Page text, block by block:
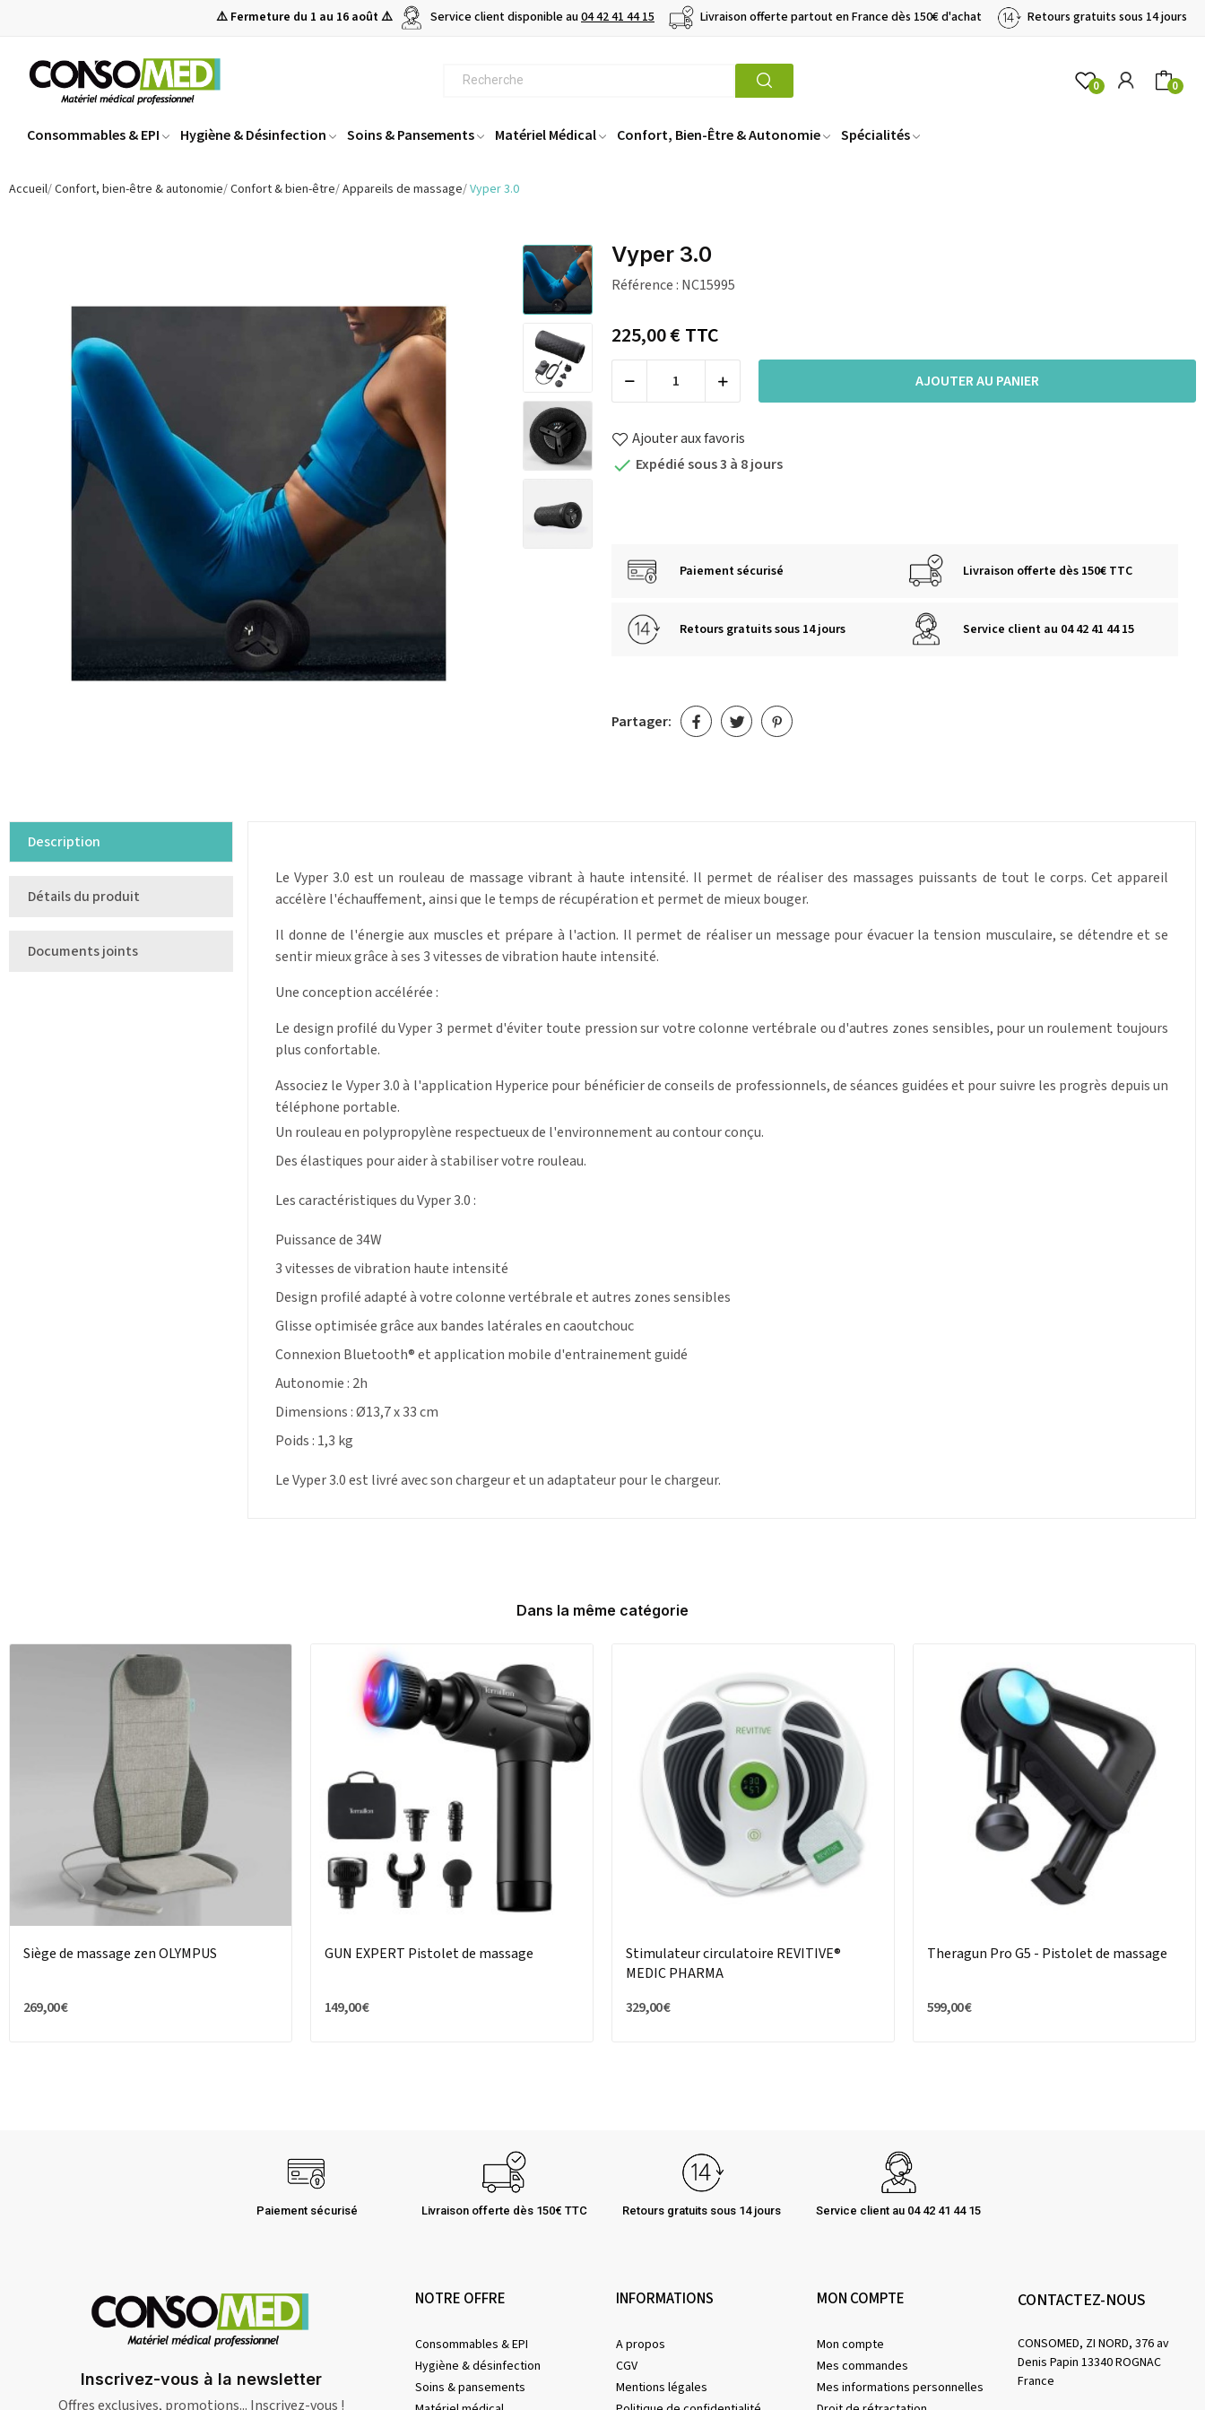
⚠️ Fermeture du 1 au 16 août ⚠️ Service client disponible au04 42 41 44 15 Livraison offerte partout en France dès 150€ d'achat Retours gratuits sous 14 jours
0 0
Consommables & EPI Hygiène & Désinfection Soins & Pansements Matériel Médical Confort, Bien-Être & Autonomie Spécialités
Accueil Confort, bien-être & autonomie Confort & bien-être Appareils de massage Vyper 3.0
Vyper 3.0
Référence : NC15995
225,00 €TTC
AJOUTER AU PANIER
Ajouter aux favoris
 Expédié sous 3 à 8 jours
Paiement sécurisé Livraison offerte dès 150€ TTC
Retours gratuits sous 14 jours Service client au 04 42 41 44 15
Partager:
Description
Détails du produit
Documents joints
Le Vyper 3.0 est un rouleau de massage vibrant à haute intensité. Il permet de réaliser des massages puissants de tout le corps. Cet appareil
accélère l'échauffement, ainsi que le temps de récupération et permet de mieux bouger.
Il donne de l'énergie aux muscles et prépare à l'action. Il permet de réaliser un message pour évacuer la tension musculaire, se détendre et se
sentir mieux grâce à ses 3 vitesses de vibration haute intensité.
Une conception accélérée :
Le design profilé du Vyper 3 permet d'éviter toute pression sur votre colonne vertébrale ou d'autres zones sensibles, pour un roulement toujours
plus confortable.
Associez le Vyper 3.0 à l'application Hyperice pour bénéficier de conseils de professionnels, de séances guidées et pour suivre les progrès depuis un
téléphone portable.
Un rouleau en polypropylène respectueux de l'environnement au contour conçu.
Des élastiques pour aider à stabiliser votre rouleau.
Les caractéristiques du Vyper 3.0 :
Puissance de 34W
3 vitesses de vibration haute intensité
Design profilé adapté à votre colonne vertébrale et autres zones sensibles
Glisse optimisée grâce aux bandes latérales en caoutchouc
Connexion Bluetooth® et application mobile d'entrainement guidé
Autonomie : 2h
Dimensions : Ø13,7 x 33 cm
Poids : 1,3 kg
Le Vyper 3.0 est livré avec son chargeur et un adaptateur pour le chargeur.
Dans la même catégorie
Siège de massage zen OLYMPUS
269,00 €
GUN EXPERT Pistolet de massage
149,00 €
Stimulateur circulatoire REVITIVE®
MEDIC PHARMA
329,00 €
Theragun Pro G5 - Pistolet de massage
599,00 €
Paiement sécurisé Livraison offerte dès 150€ TTC Retours gratuits sous 14 jours Service client au 04 42 41 44 15
Inscrivez-vous à la newsletter
Offres exclusives, promotions... Inscrivez-vous !
NOTRE OFFRE
Consommables & EPI
Hygiène & désinfection
Soins & pansements
INFORMATIONS
A propos
CGV
Mentions légales
MON COMPTE
Mon compte
Mes commandes
Mes informations personnelles
CONTACTEZ-NOUS
CONSOMED, ZI NORD, 376 av
Denis Papin 13340 ROGNAC
France